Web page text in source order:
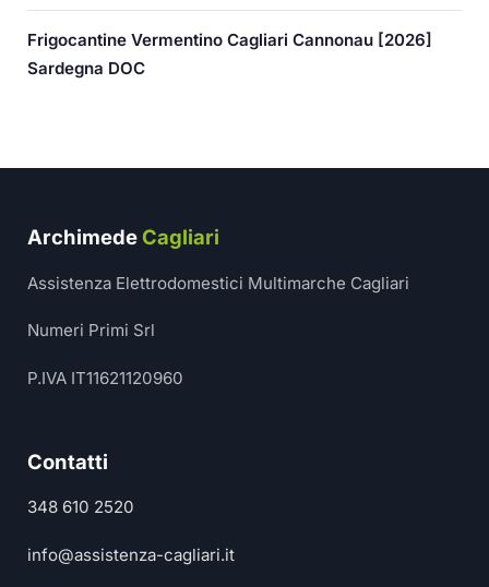
Frigocantine Vermentino Cagliari Cannonau [2026]
Sardegna DOC
Archimede Cagliari
Assistenza Elettrodomestici Multimarche Cagliari
Numeri Primi Srl
P.IVA IT11621120960
Contatti
348 610 2520
info@assistenza-cagliari.it